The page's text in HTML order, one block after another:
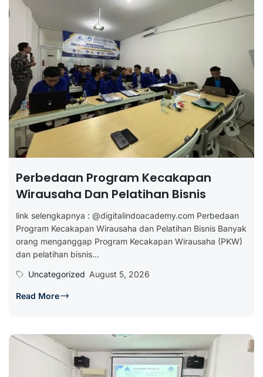
Perbedaan Program Kecakapan
Wirausaha Dan Pelatihan Bisnis
link selengkapnya : @digitalindoacademy.com Perbedaan
Program Kecakapan Wirausaha dan Pelatihan Bisnis Banyak
orang menganggap Program Kecakapan Wirausaha (PKW)
dan pelatihan bisnis...
Uncategorized August 5, 2026
Read More